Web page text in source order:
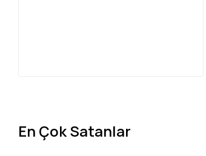
En Çok Satanlar